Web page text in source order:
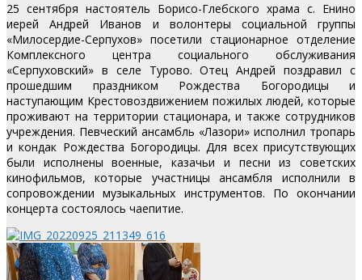
25 сентября настоятель Борисо-Глебского храма с. Енино
иерей Андрей Иванов и волонтеры социальной группы
«Милосердие-Серпухов» посетили стационарное отделение
Комплексного центра социального обслуживания
«Серпуховский» в селе Турово. Отец Андрей поздравил с
прошедшим праздником Рождества Богородицы и
наступающим Крестовоздвижением пожилых людей, которые
проживают на территории стационара, и также сотрудников
учреждения. Певческий ансамбль «Лазори» исполнил тропарь
и кондак Рождества Богородицы. Для всех присутствующих
были исполнены военные, казачьи и песни из советских
кинофильмов, которые участницы ансамбля исполнили в
сопровождении музыкальных инструментов. По окончании
концерта состоялось чаепитие.